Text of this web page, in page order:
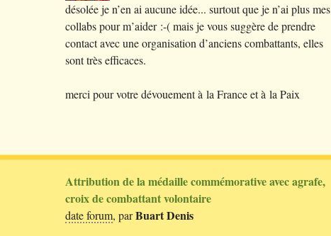
désolée je n’en ai aucune idée... surtout que je n’ai plus mes
collabs pour m’aider :-( mais je vous suggère de prendre
contact avec une organisation d’anciens combattants, elles
sont très efficaces.
merci pour votre dévouement à la France et à la Paix
Attribution de la médaille commémorative avec agrafe,
croix de combattant volontaire
date forum, parBuart Denis